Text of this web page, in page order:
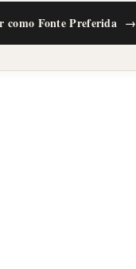
como Fonte Preferida →